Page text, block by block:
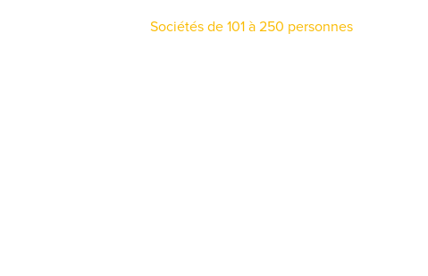
Sociétés de 101 à 250 personnes